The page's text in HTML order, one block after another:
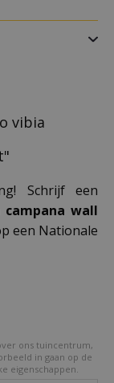
vibia
Schrijf een
campana wall
een Nationale
ons tuincentrum,
in gaan op de
eigenschappen.